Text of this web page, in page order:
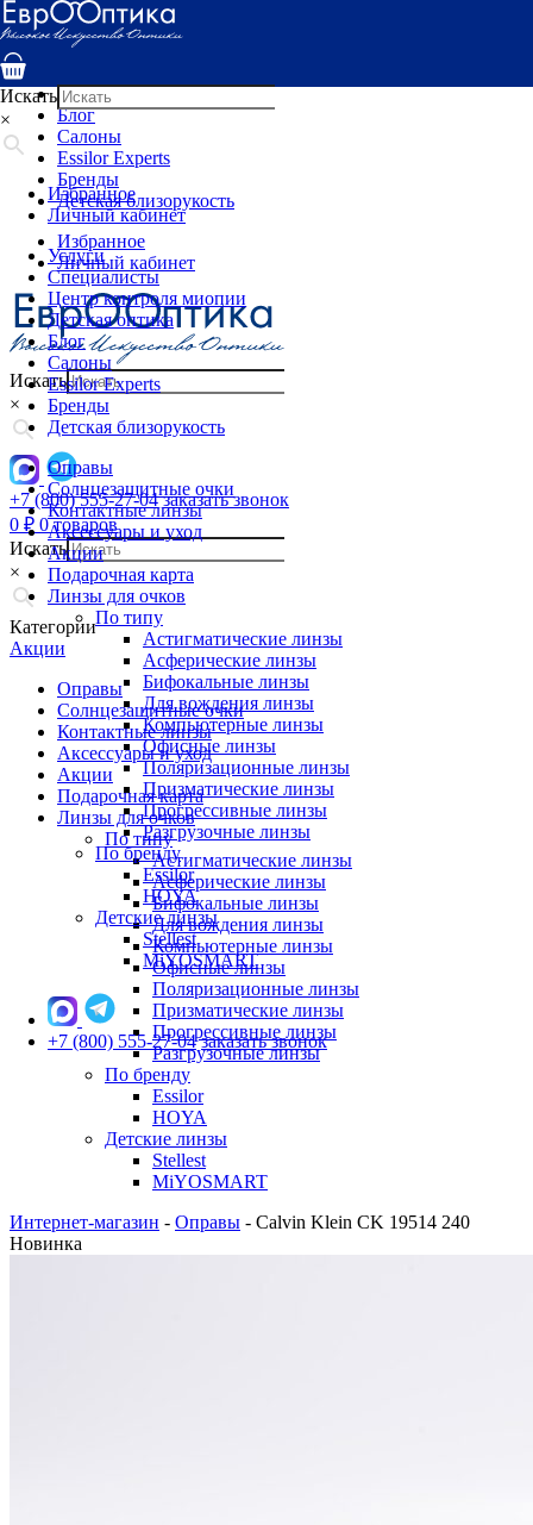
Услуги
Специалисты
Детская оптика
Блог
Салоны
Essilor Experts
Бренды
Детская близорукость
Избранное
Личный кабинет
Искать
×
+7 (800) 555-27-04 заказать звонок
0 ₽ 0 товаров
Искать
×
Категории
Акции
Оправы
Солнцезащитные очки
Контактные линзы
Аксессуары и уход
Акции
Подарочная карта
Линзы для очков
По типу
Астигматические линзы
Асферические линзы
Бифокальные линзы
Для вождения линзы
Компьютерные линзы
Офисные линзы
Поляризационные линзы
Призматические линзы
Прогрессивные линзы
Разгрузочные линзы
По бренду
Essilor
HOYA
Детские линзы
Stellest
MiYOSMART
Искать
×
Избранное
Личный кабинет
Услуги
Специалисты
Центр контроля миопии
Детская оптика
Блог
Салоны
Essilor Experts
Бренды
Детская близорукость
Оправы
Солнцезащитные очки
Контактные линзы
Аксессуары и уход
Акции
Подарочная карта
Линзы для очков
По типу
Астигматические линзы
Асферические линзы
Бифокальные линзы
Для вождения линзы
Компьютерные линзы
Офисные линзы
Поляризационные линзы
Призматические линзы
Прогрессивные линзы
Разгрузочные линзы
По бренду
Essilor
HOYA
Детские линзы
Stellest
MiYOSMART
+7 (800) 555-27-04 заказать звонок
Интернет-магазин - Оправы - Calvin Klein CK 19514 240
Новинка